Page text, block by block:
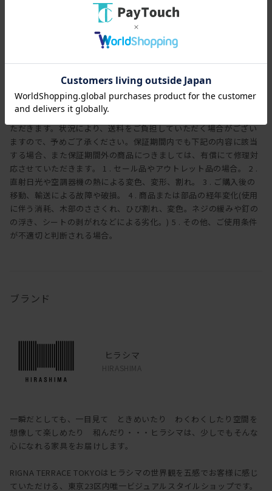
職人の心と培った豊富な知識、経験です。
デザイン性の追求はもちろん、ひとつひとつ細部に至るまでの仕上
ヒラシマでは家具を安心してご使用いただけますよう、工場出荷日
より3年間の製品保証を致します。また製品に付属する照明やコン
セントなどの電気用品に関しましては、1年間の保証を致します。
万一製造上、および構造設計上の欠陥による不良、破損などにつき
ましては、弊社の保証規定に従って無償で修理または交換させてい
ただきます。状況により、送料をご負担していただく場合がござい
ますので、予めご了承ください。保証期間内でも下記の内容に該当
する場合、また保証期間外の商品につきましては、有償にて修理対
応させていただきます。 1 . セール品やアウトレット品の場合。 2 .
直射日光や空調器機の熱による変色、変形、割れ。 3 . ご購入後の
移動、輸送による故障や破損。 4 . 商品または部品の経年変化(使用
に伴う消耗、木部のささくれ、ひび割れ、変色。ネジの緩みや釘の
の浮き、シートの剥がれなどによる劣化。) 5 . その他、ご使用条件
が不適切と判断される場合。
ブランド
ヒラシマ
HIRASHIMA
一瞬だとしても、一目見て ときめいたり わくわくしたり空間を
想像して楽しめたり 和んだり・・・ヒラシマは、少しでもそんな
心になれる家具をお届けします。
RIGNA TERRACE TOKYOはヒラシマの世界観を五感でお客様に感じ
ていただける、東京23区内唯一ビジュアルスタイルショップです。